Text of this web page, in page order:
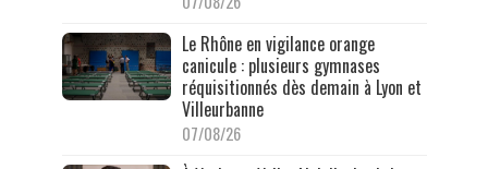
Le Rhône en vigilance orange
canicule : plusieurs gymnases
réquisitionnés dès demain à Lyon et
Villeurbanne
07/08/26